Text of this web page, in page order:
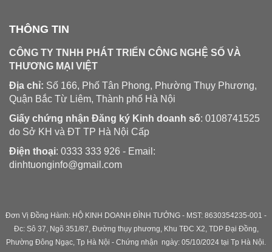
THÔNG TIN
CÔNG TY TNHH PHÁT TRIỂN CÔNG NGHỆ SỐ VÀ
THƯƠNG MẠI VIỆT
Địa chỉ: Số 166, Phố Tân Phong, Phường Thụy Phương,
Quận Bắc Từ Liêm, Thành phố Hà Nội
Giấy chứng nhận Đăng ký Kinh doanh số: 0108741525
do Sở KH và ĐT TP Hà Nội Cấp
Điện thoại: 0333 333 926 - Email:
dinhtuonginfo@gmail.com
Đơn Vị Đồng Hành: HỘ KINH DOANH ĐÌNH TƯỞNG - MST: 8630354235-001 -
Đc: Sô 37, Ngõ 351/87, Đường thụy phương, Khu TĐC X2, TDP Đại Đồng,
Phường Đông Ngạc, Tp Hà Nội - Chứng nhận ngày: 05/10/2024 tại Tp Hà Nội.